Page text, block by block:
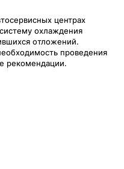
центрах
охлаждения
отложений.
проведения
рекомендации.